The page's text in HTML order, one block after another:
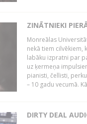
ZINĀTNIEKI
Monreālas
nekā tiem cilvēkiem,
labāku izpratni par
uz ķermeņa
pianisti, čellisti,
– 10 gadu vecumā.
DIRTY DEAL